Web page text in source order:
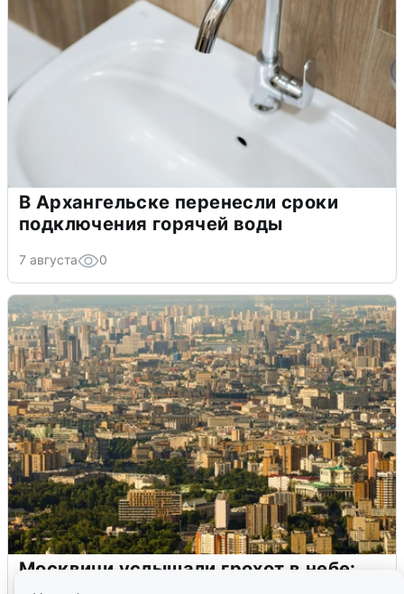
В Архангельске перенесли сроки
подключения горячей воды
7 августа 0
Москвичи услышали грохот в небе: